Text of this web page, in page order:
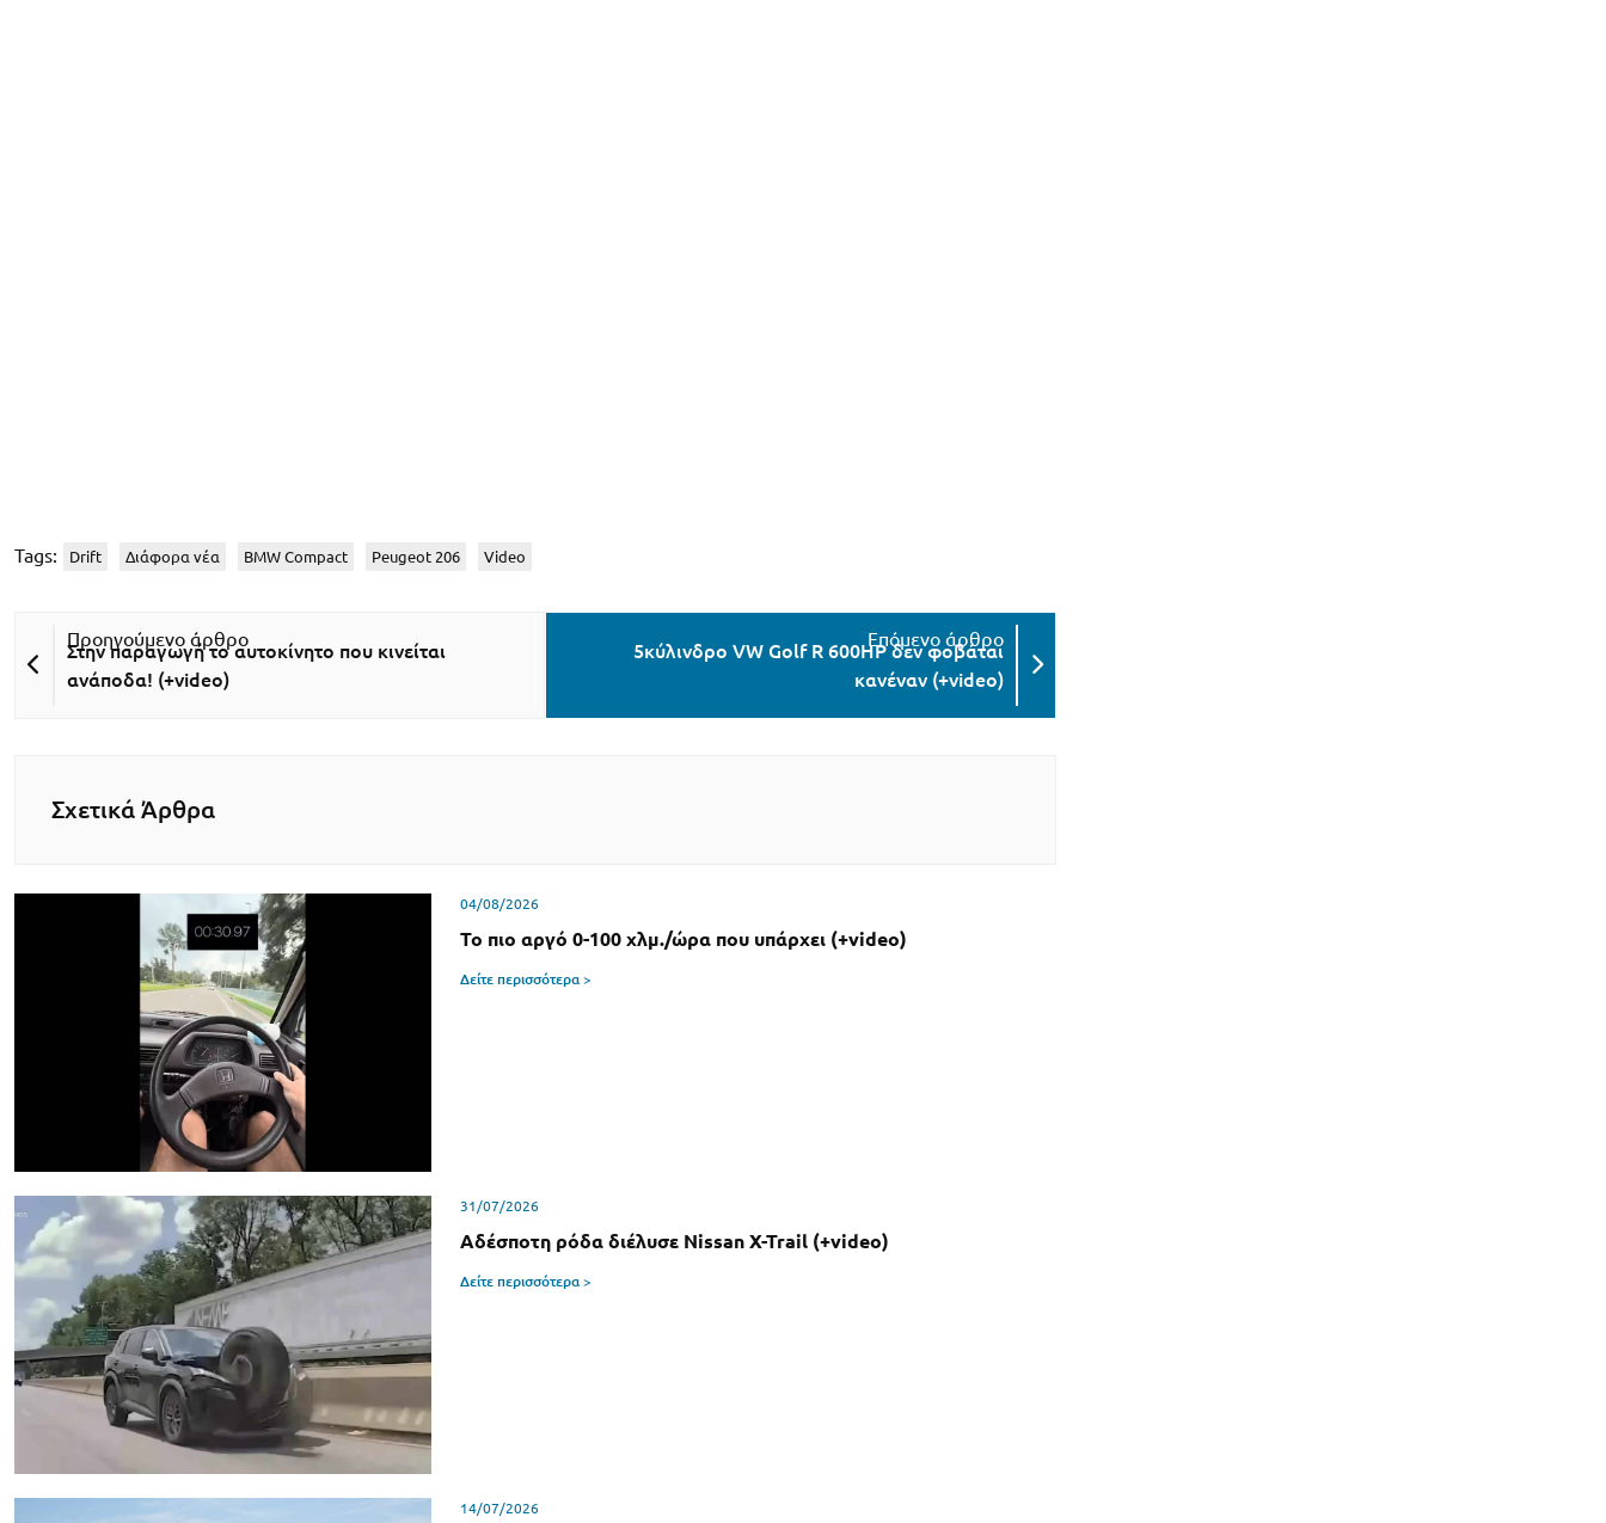
Tags: Drift Διάφορα νέα BMW Compact Peugeot 206 Video
Στην παραγωγή το αυτοκίνητο που κινείται
ανάποδα! (+video)
5κύλινδρο VW Golf R 600HP δεν φοβάται
κανέναν (+video)
Σχετικά Άρθρα
04/08/2026
Το πιο αργό 0-100 χλμ./ώρα που υπάρχει (+video)
Δείτε περισσότερα >
31/07/2026
Αδέσποτη ρόδα διέλυσε Nissan X-Trail (+video)
Δείτε περισσότερα >
14/07/2026